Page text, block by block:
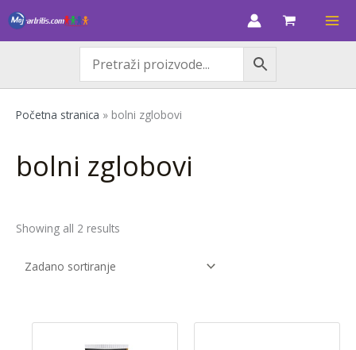
Skip
to
M
i
j
n
a
k
s
i
e
n
Početna stranica » bolni zglobovi
bolni zglobovi
Showing all 2 results